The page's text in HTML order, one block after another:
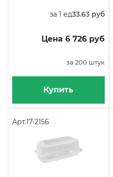
за 1 ед33.63 руб
Цена 6 726 руб
за 200 штук
Купить
Арт.17-2156